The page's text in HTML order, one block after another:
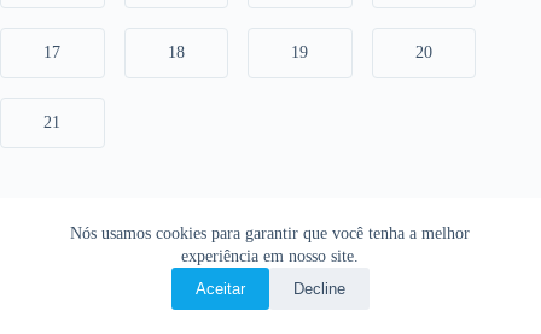
Nós usamos cookies para garantir que você tenha a melhor
experiência em nosso site.
Aceitar
Decline
17 18 19 20
21
Copyright © 2026 • O Livro Sagrado • Bíblia Online •